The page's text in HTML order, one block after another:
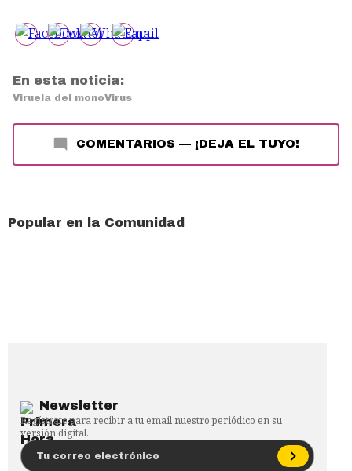
En esta noticia:
Viruela del monoVirus
COMENTARIOS — ¡DEJA EL TUYO!
Popular en la Comunidad
Newsletter
Regístrate para recibir a tu email nuestro periódico en su
versión digital.